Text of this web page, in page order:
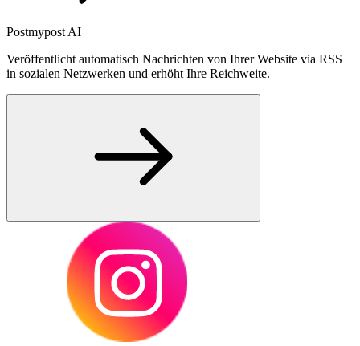
Postmypost AI
Veröffentlicht automatisch Nachrichten von Ihrer Website via RSS
in sozialen Netzwerken und erhöht Ihre Reichweite.